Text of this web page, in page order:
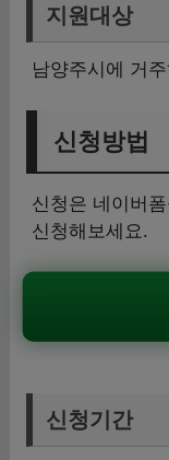
지원대상
남양주시에 거
신청방법
신청은 네이버
신청해보세요.
신청기간